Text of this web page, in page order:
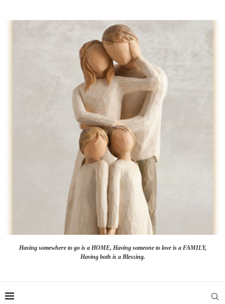
Having somewhere to go is a HOME, Having someone to love is a FAMILY,
Having both is a Blessing.